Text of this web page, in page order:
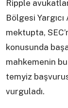
Ripple
Bölgesi
mektupta,
konusunda
mahkemenin
temyiz
vurguladı.